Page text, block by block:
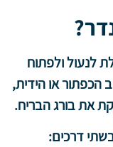
לנעול ולפתוח
הכפתור או הידית,
את בורג הבריח.
דרכים: